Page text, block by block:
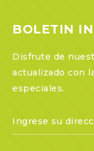
BOLETIN
Disfrute de
actualizado con
especiales.